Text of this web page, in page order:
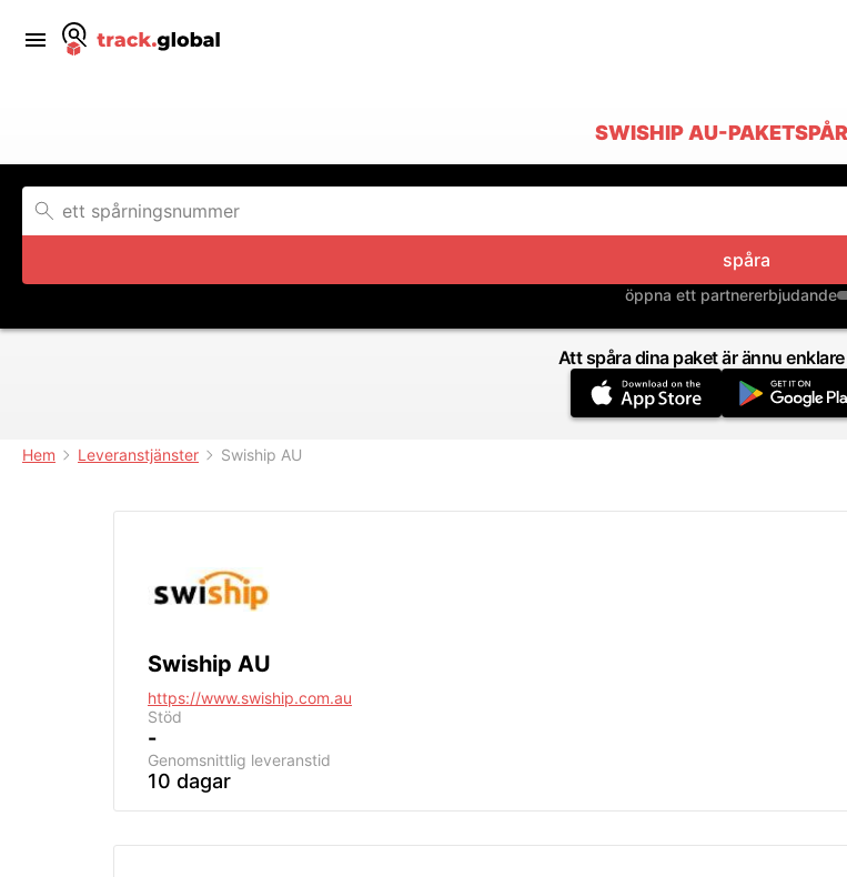
SWISHIP AU-
spåra
öppna ett partnererbjudande
Att spåra dina paket är ännu
Hem Leveranstjänster Swiship AU
Swiship AU
https://www.swiship.com.au
Stöd
-
Genomsnittlig leveranstid
10 dagar